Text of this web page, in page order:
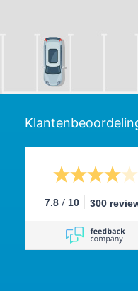
7.8 / 10 300